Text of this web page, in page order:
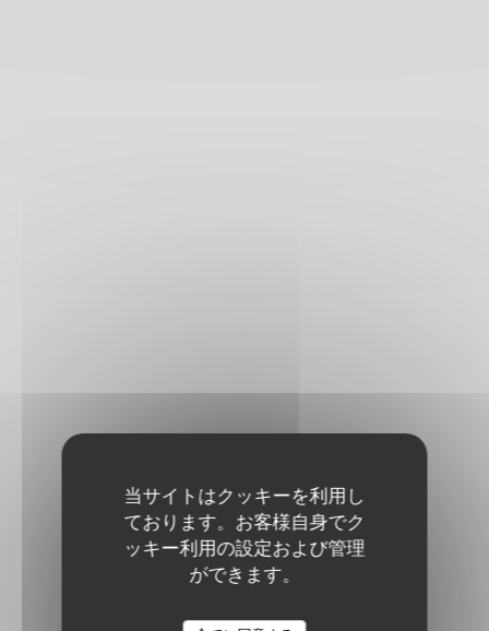
当サイトはクッキーを利用し
ております。お客様自身でク
ッキー利用の設定および管理
ができます。